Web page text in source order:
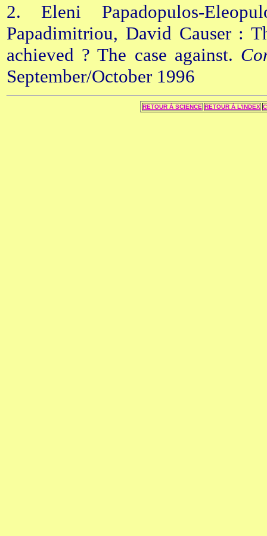
2. Eleni Papadopulos-
Papadimitriou, David Causer :
achieved ? The case against.
September/October 1996
RETOUR Á SCIENCE RETOUR Á L'INDEX